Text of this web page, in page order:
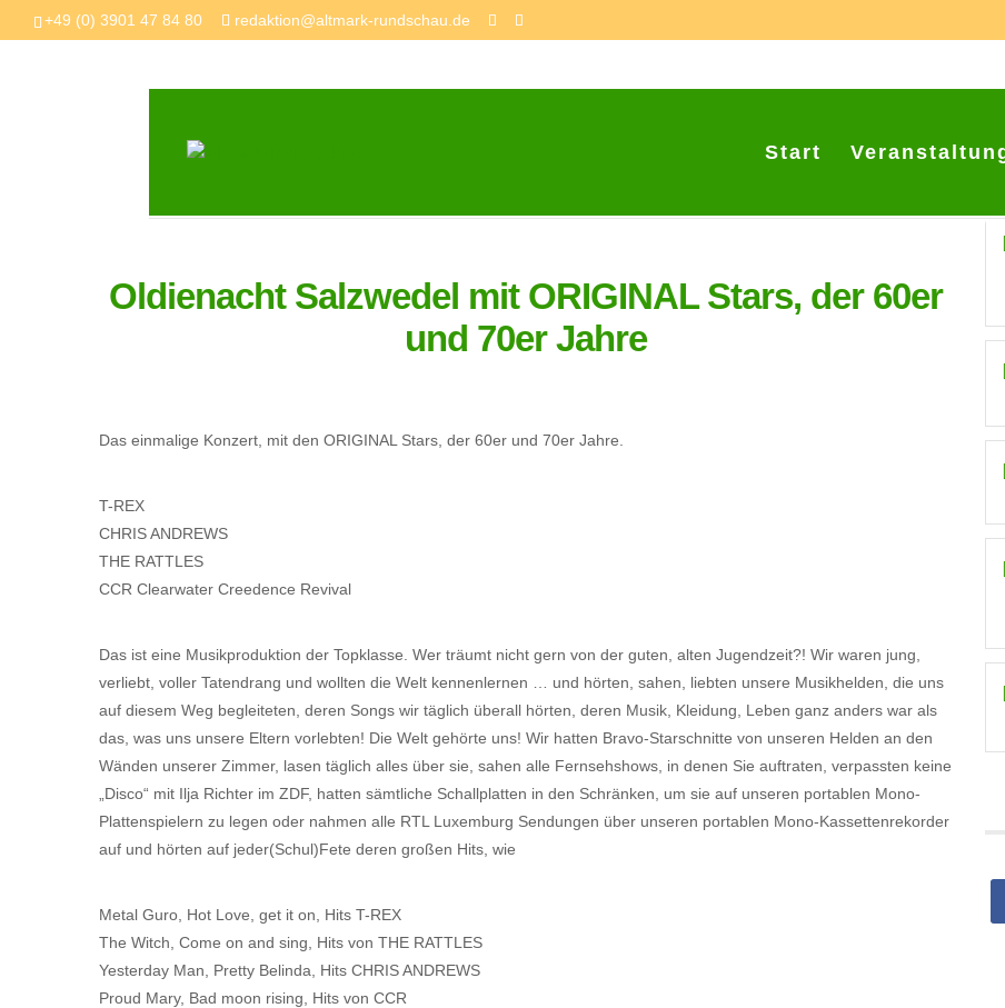
+49 (0) 3901 47 84 80 redaktion@altmark-rundschau.de
Start
Oldienacht Salzwedel mit ORIGINAL Stars, der 60er
und 70er Jahre
Das einmalige Konzert, mit den ORIGINAL Stars, der 60er und 70er Jahre.
T-REX
CHRIS ANDREWS
THE RATTLES
CCR Clearwater Creedence Revival
Das ist eine Musikproduktion der Topklasse. Wer träumt nicht gern von der guten, alten Jugendzeit?! Wir waren jung,
verliebt, voller Tatendrang und wollten die Welt kennenlernen … und hörten, sahen, liebten unsere Musikhelden, die uns
auf diesem Weg begleiteten, deren Songs wir täglich überall hörten, deren Musik, Kleidung, Leben ganz anders war als
das, was uns unsere Eltern vorlebten! Die Welt gehörte uns! Wir hatten Bravo-Starschnitte von unseren Helden an den
Wänden unserer Zimmer, lasen täglich alles über sie, sahen alle Fernsehshows, in denen Sie auftraten, verpassten keine
„Disco“ mit Ilja Richter im ZDF, hatten sämtliche Schallplatten in den Schränken, um sie auf unseren portablen Mono-
Plattenspielern zu legen oder nahmen alle RTL Luxemburg Sendungen über unseren portablen Mono-Kassettenrekorder
auf und hörten auf jeder(Schul)Fete deren großen Hits, wie
Metal Guro, Hot Love, get it on, Hits T-REX
The Witch, Come on and sing, Hits von THE RATTLES
Yesterday Man, Pretty Belinda, Hits CHRIS ANDREWS
Proud Mary, Bad moon rising, Hits von CCR